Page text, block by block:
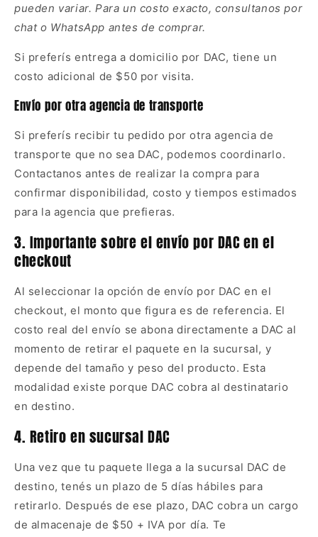
pueden variar. Para un costo exacto, consultanos por
chat o WhatsApp antes de comprar.
Si preferís entrega a domicilio por DAC, tiene un
costo adicional de $50 por visita.
Envío por otra agencia de transporte
Si preferís recibir tu pedido por otra agencia de
transporte que no sea DAC, podemos coordinarlo.
Contactanos antes de realizar la compra para
confirmar disponibilidad, costo y tiempos estimados
para la agencia que prefieras.
3. Importante sobre el envío por DAC en el
checkout
Al seleccionar la opción de envío por DAC en el
checkout, el monto que figura es de referencia. El
costo real del envío se abona directamente a DAC al
momento de retirar el paquete en la sucursal, y
depende del tamaño y peso del producto. Esta
modalidad existe porque DAC cobra al destinatario
en destino.
4. Retiro en sucursal DAC
Una vez que tu paquete llega a la sucursal DAC de
destino, tenés un plazo de 5 días hábiles para
retirarlo. Después de ese plazo, DAC cobra un cargo
de almacenaje de $50 + IVA por día. Te